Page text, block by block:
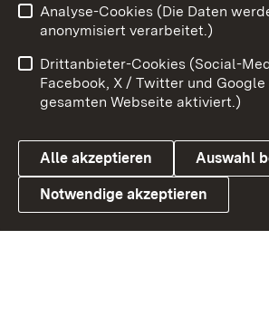
Link zum Landesportal
Impressum
Kontakt
Barrierefreiheit
Cookies
Analyse-Cookies (Die Daten
anonymisiert verarbeitet.)
Drittanbieter-Cookies (Social-
Facebook, X / Twitter und
gesamten Webseite aktiviert.)
Alle akzeptieren Auswahl
Notwendige akzeptieren